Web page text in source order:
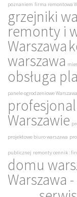
poznaniem firma remontowa
grzejniki
remonty i
Warszawa
warszawa
obsługa
panele ogrodzeniowe Warszawa
Warszawie
projektowe biuro warszawa
publicznej remonty cennik :
domu
Warszawa